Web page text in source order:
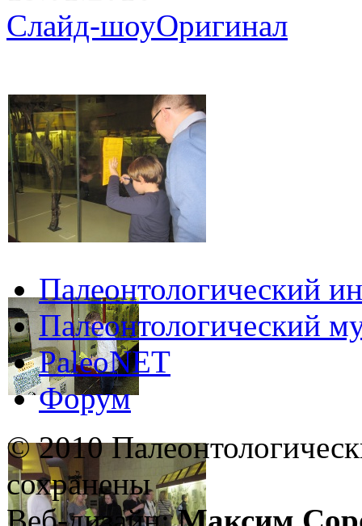
Слайд-шоуОригинал
Палеонтологический
Палеонтологический
PaleoNET
Форум
© 2010
сохранены